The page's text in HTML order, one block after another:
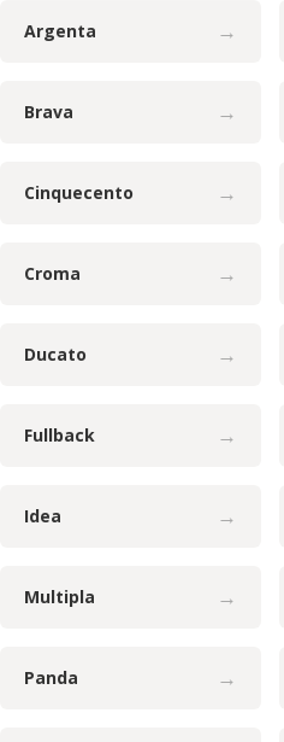
Argenta →
Brava →
Cinquecento →
Croma →
Ducato →
Fullback →
Idea →
Multipla →
Panda →